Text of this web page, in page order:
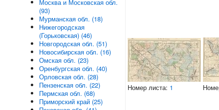
Номер листа: 1
Москва и Московская обл.
(93)
Мурманская обл. (18)
Нижегородская
(Горьковская) (46)
Новгородская обл. (51)
Новосибирская обл. (16)
Омская обл. (23)
Оренбургская обл. (40)
Орловская обл. (28)
Пензенская обл. (22)
Пермская обл. (68)
Приморский край (25)